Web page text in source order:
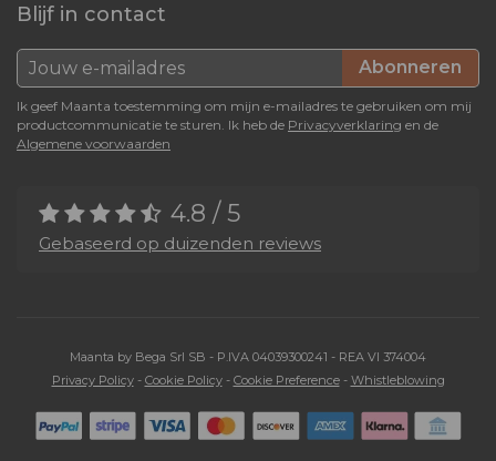
Blijf in contact
Abonneren
Ik geef Maanta toestemming om mijn e-mailadres te gebruiken om mij
productcommunicatie te sturen. Ik heb de Privacyverklaring en de
Algemene voorwaarden
4.8 / 5
Gebaseerd op duizenden reviews
Maanta by Bega Srl SB - P.IVA 04039300241 - REA VI 374004
Privacy Policy- Cookie Policy- Cookie Preference- Whistleblowing